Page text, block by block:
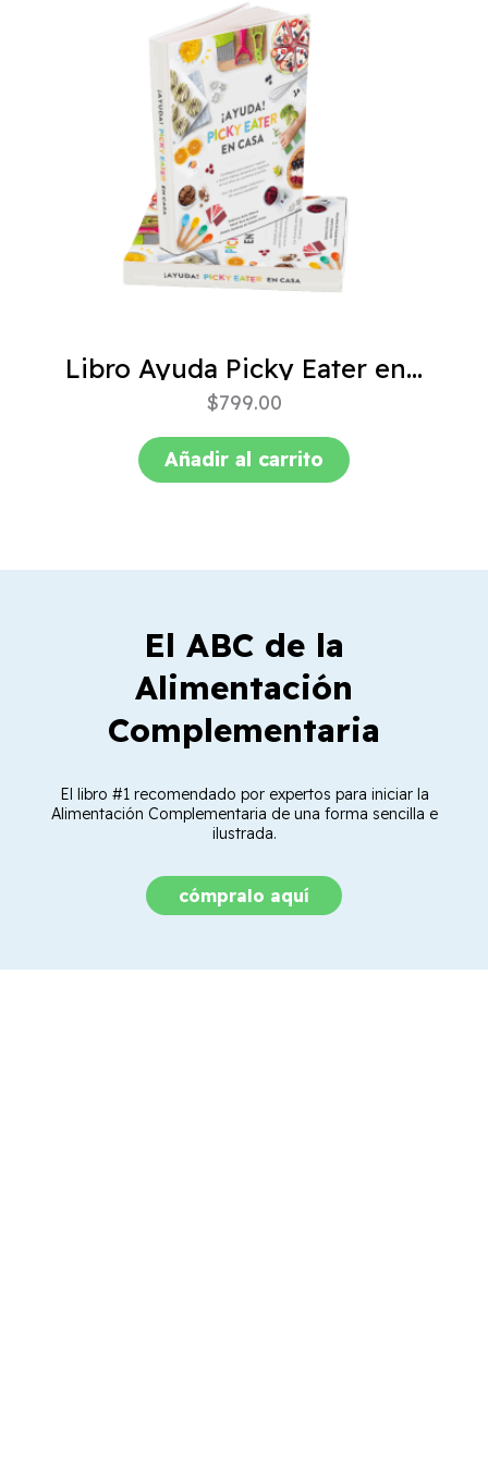
Libro Ayuda Picky Eater en casa
$799.00
Añadir al carrito
El ABC de la
Alimentación
Complementaria
El libro #1 recomendado por expertos para iniciar la
Alimentación Complementaria de una forma sencilla e
ilustrada.
cómpralo aquí